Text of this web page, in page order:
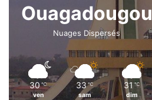
Ouagadougou
Nuages Dispersés
30 ℃
ven
33 ℃
sam
31 ℃
dim